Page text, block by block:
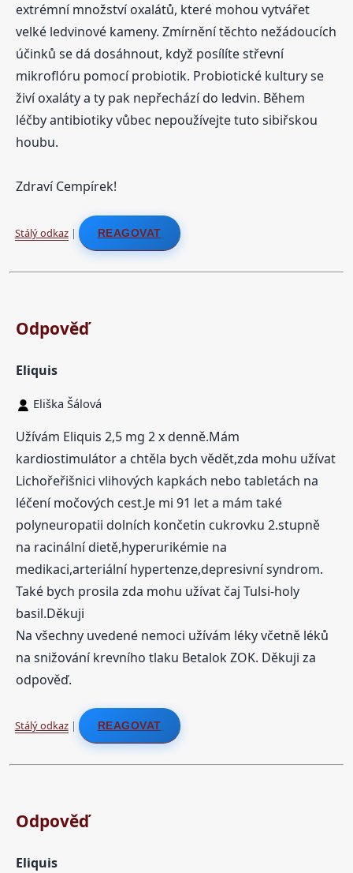
extrémní množství oxalátů, které mohou vytvářet
velké ledvinové kameny. Zmírnění těchto nežádoucích
účinků se dá dosáhnout, když posílíte střevní
mikroflóru pomocí probiotik. Probiotické kultury se
živí oxaláty a ty pak nepřechází do ledvin. Během
léčby antibiotiky vůbec nepoužívejte tuto sibiřskou
houbu.
Zdraví Cempírek!
Stálý odkaz| REAGOVAT
Odpověď
Eliquis
Eliška Šálová
Užívám Eliquis 2,5 mg 2 x denně.Mám
kardiostimulátor a chtěla bych vědět,zda mohu užívat
Lichořeřišnici vlihových kapkách nebo tabletách na
léčení močových cest.Je mi 91 let a mám také
polyneuropatii dolních končetin cukrovku 2.stupně
na racinální dietě,hyperurikémie na
medikaci,arteriální hypertenze,depresivní syndrom.
Také bych prosila zda mohu užívat čaj Tulsi-holy
basil.Děkuji
Na všechny uvedené nemoci užívám léky včetně léků
na snižování krevního tlaku Betalok ZOK. Děkuji za
odpověď.
Stálý odkaz| REAGOVAT
Odpověď
Eliquis